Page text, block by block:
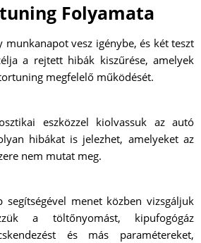
Folyamata
munkanapot vesz igénybe, és két teszt
a rejtett hibák kiszűrése, amelyek
megfelelő működését.
eszközzel kiolvassuk az autó
hibákat is jelezhet, amelyeket az
nem mutat meg.
segítségével menet közben vizsgáljuk
a töltőnyomást, kipufogógáz
és más paramétereket,